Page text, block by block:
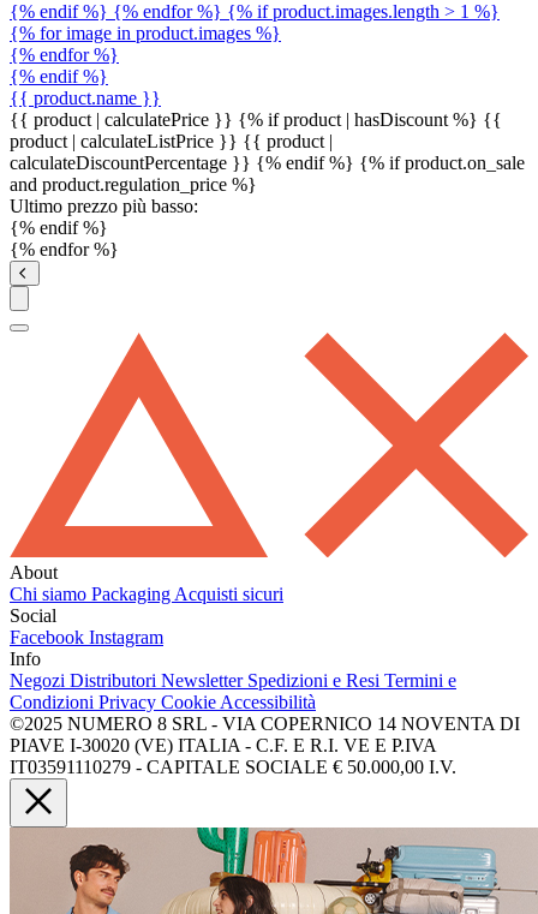
{% endif %} {% endfor %} {% if product.images.length > 1 %}
{% for image in product.images %}
{% endfor %}
{% endif %}
{{ product.name }}
{{ product | calculatePrice }} {% if product | hasDiscount %} {{
product | calculateListPrice }} {{ product |
calculateDiscountPercentage }} {% endif %} {% if product.on_sale
and product.regulation_price %}
Ultimo prezzo più basso:
{% endif %}
{% endfor %}
About
Chi siamo Packaging Acquisti sicuri
Social
Facebook Instagram
Info
Negozi Distributori Newsletter Spedizioni e Resi Termini e
Condizioni Privacy Cookie Accessibilità
©2025 NUMERO 8 SRL - VIA COPERNICO 14 NOVENTA DI
PIAVE I-30020 (VE) ITALIA - C.F. E R.I. VE E P.IVA
IT03591110279 - CAPITALE SOCIALE € 50.000,00 I.V.